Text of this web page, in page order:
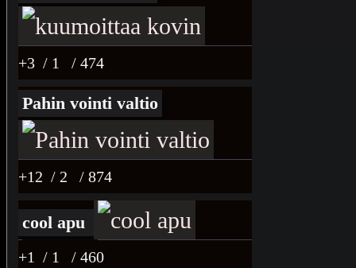
+3 / 1 / 474
Pahin vointi valtio
+12 / 2 / 874
cool apu
+1 / 1 / 460